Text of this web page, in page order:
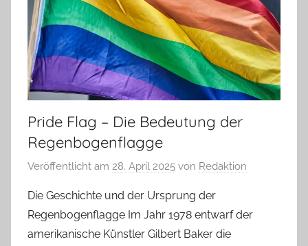
Pride Flag – Die Bedeutung der
Regenbogenflagge
Veröffentlicht am 28. April 2025 von Redaktion
Die Geschichte und der Ursprung der
Regenbogenflagge Im Jahr 1978 entwarf der
amerikanische Künstler Gilbert Baker die